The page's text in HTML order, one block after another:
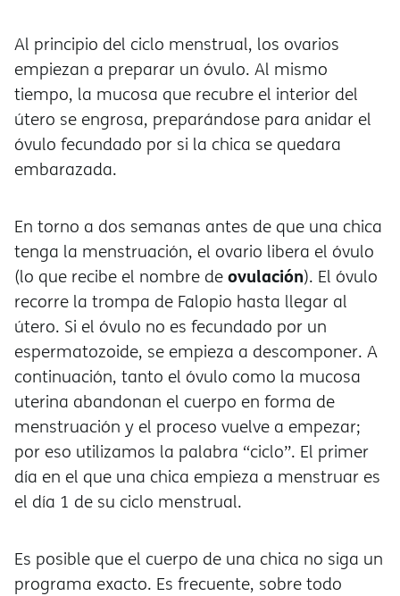
Al principio del ciclo menstrual, los ovarios
empiezan a preparar un óvulo. Al mismo
tiempo, la mucosa que recubre el interior del
útero se engrosa, preparándose para anidar el
óvulo fecundado por si la chica se quedara
embarazada.
En torno a dos semanas antes de que una chica
tenga la menstruación, el ovario libera el óvulo
(lo que recibe el nombre deovulación). El óvulo
recorre la trompa de Falopio hasta llegar al
útero. Si el óvulo no es fecundado por un
espermatozoide, se empieza a descomponer. A
continuación, tanto el óvulo como la mucosa
uterina abandonan el cuerpo en forma de
menstruación y el proceso vuelve a empezar;
por eso utilizamos la palabra “ciclo”. El primer
día en el que una chica empieza a menstruar es
el día 1 de su ciclo menstrual.
Es posible que el cuerpo de una chica no siga un
programa exacto. Es frecuente, sobre todo